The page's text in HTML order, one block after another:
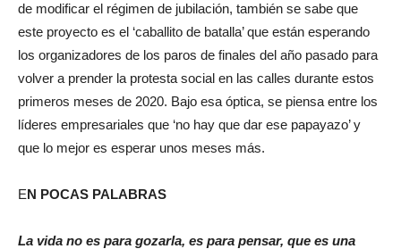
de modificar el régimen de jubilación, también se sabe que
este proyecto es el ‘caballito de batalla’ que están esperando
los organizadores de los paros de finales del año pasado para
volver a prender la protesta social en las calles durante estos
primeros meses de 2020. Bajo esa óptica, se piensa entre los
líderes empresariales que ‘no hay que dar ese papayazo’ y
que lo mejor es esperar unos meses más.
EN POCAS PALABRAS
La vida no es para gozarla, es para pensar, que es una